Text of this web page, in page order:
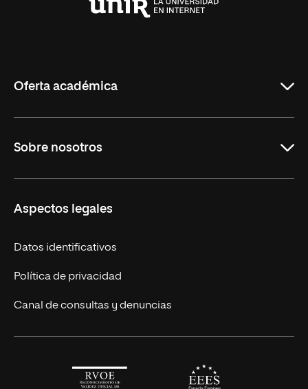
Oferta académica
Licenciaturas en línea
Cursos Europeos
Títulos Americanos
Alianza Newman
Sobre nosotros
Nuestros alumnos
Únete a nosotros
Actualidad
Solicita información
Aspectos legales
Datos identificativos
Política de privacidad
Canal de consultas y denuncias